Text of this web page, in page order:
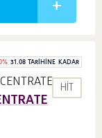
% 31.08 TARIHINE KADAR
HIT